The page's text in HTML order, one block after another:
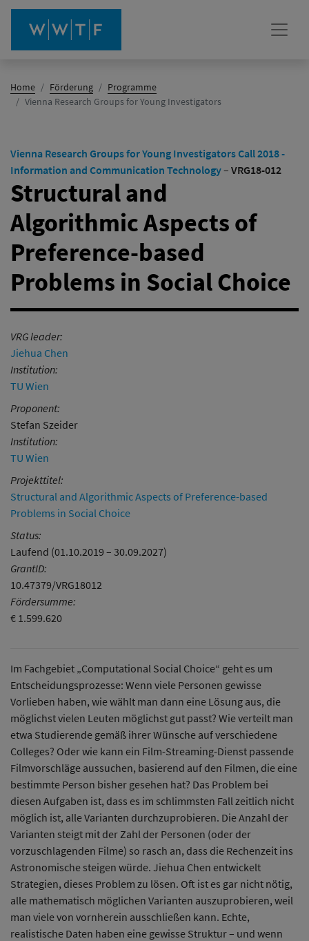
Home Förderung
Programme
Vienna Research Groups for Young Investigators
Vienna Research Groups for Young Investigators Call 2018 -
Information and Communication Technology– VRG18-012
Structural and
Algorithmic Aspects of
Preference-based
Problems in Social Choice
VRG leader:
Jiehua Chen
Institution:
TU Wien
Proponent:
Stefan Szeider
Institution:
TU Wien
Projekttitel:
Structural and Algorithmic Aspects of Preference-based
Problems in Social Choice
Status:
Laufend (01.10.2019 – 30.09.2027)
GrantID:
10.47379/VRG18012
Fördersumme:
€ 1.599.620
Im Fachgebiet „Computational Social Choice“ geht es um
Entscheidungsprozesse: Wenn viele Personen gewisse
Vorlieben haben, wie wählt man dann eine Lösung aus, die
möglichst vielen Leuten möglichst gut passt? Wie verteilt man
etwa Studierende gemäß ihrer Wünsche auf verschiedene
Colleges? Oder wie kann ein Film-Streaming-Dienst passende
Filmvorschläge aussuchen, basierend auf den Filmen, die eine
bestimmte Person bisher gesehen hat? Das Problem bei
diesen Aufgaben ist, dass es im schlimmsten Fall zeitlich nicht
möglich ist, alle Varianten durchzuprobieren. Die Anzahl der
Varianten steigt mit der Zahl der Personen (oder der
vorzuschlagenden Filme) so rasch an, dass die Rechenzeit ins
Astronomische steigen würde. Jiehua Chen entwickelt
Strategien, dieses Problem zu lösen. Oft ist es gar nicht nötig,
alle mathematisch möglichen Varianten auszuprobieren, weil
man viele von vornherein ausschließen kann. Echte,
realistische Daten haben eine gewisse Struktur – und wenn